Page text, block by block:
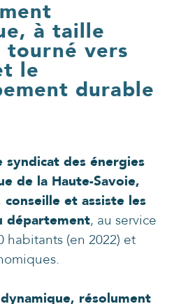
à taille
tourné vers
le
durable
syndicat des énergies
de la Haute-Savoie,
conseille et assiste les
département, au service
habitants (en 2022) et
résolument